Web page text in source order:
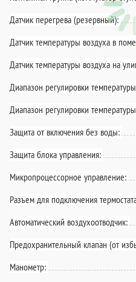
Датчик перегрева (резервный):
Датчик температуры воздуха в
Датчик температуры воздуха на
Диапазон регулировки
Диапазон регулировки
Защита от включения без воды:
Защита блока управления:
Микропроцессорное управление:
Разъем для подключения
Автоматический воздухоотводчик:
Предохранительный клапан (от
Манометр: